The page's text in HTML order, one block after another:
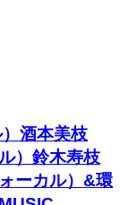
）酒本美枝
）鈴木寿枝
ーカル）&環